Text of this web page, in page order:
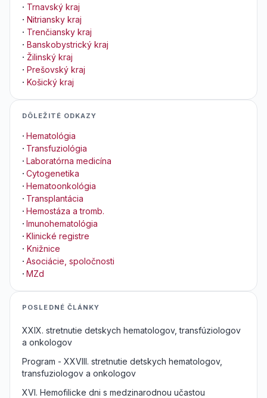
· Trnavský kraj
· Nitriansky kraj
· Trenčiansky kraj
· Banskobystrický kraj
· Žilinský kraj
· Prešovský kraj
· Košický kraj
DÔLEŽITÉ ODKAZY
· Hematológia
· Transfuziológia
· Laboratórna medicína
· Cytogenetika
· Hematoonkológia
· Transplantácia
· Hemostáza a tromb.
· Imunohematológia
· Klinické registre
· Knižnice
· Asociácie, spoločnosti
· MZd
POSLEDNÉ ČLÁNKY
XXIX. stretnutie detskych hematologov, transfúziologov
a onkologov
Program - XXVIII. stretnutie detskych hematologov,
transfuziologov a onkologov
XVI. Hemofilicke dni s medzinarodnou učastou